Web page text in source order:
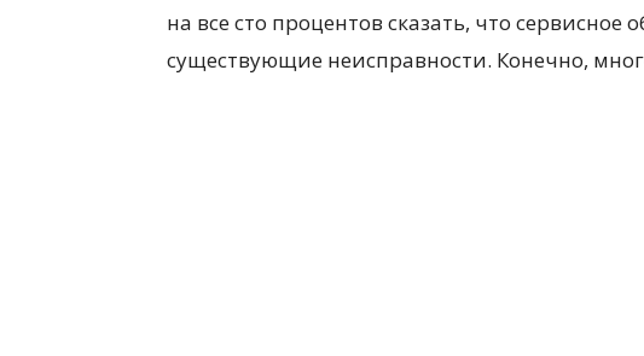
на все сто процентов сказать, что
существующие неисправности. Конечно,